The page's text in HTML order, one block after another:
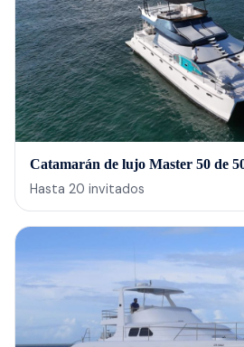
Catamarán de lujo Master 50 de
Hasta 20 invitados